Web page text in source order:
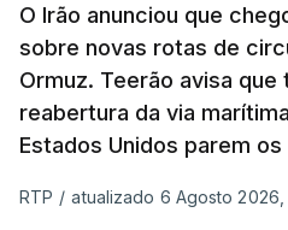
O Irão anunciou que
sobre novas rotas de
Ormuz. Teerão avisa que
reabertura da via
Estados Unidos parem
RTP / atualizado 6 Agosto 2026,